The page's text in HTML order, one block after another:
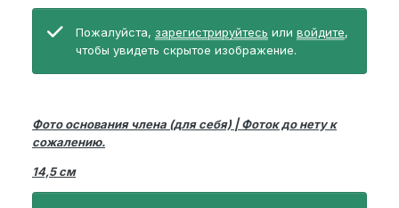
Пожалуйста, зарегистрируйтесь или войдите,
чтобы увидеть скрытое изображение.
Фото основания члена (для себя) | Фоток до нету к
сожалению.
14,5 см